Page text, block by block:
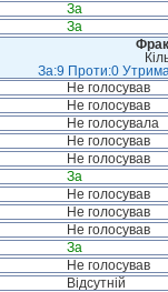
За
За
За:9 Проти:0
Не голосував
Не голосував
Не голосувала
Не голосував
Не голосував
За
Не голосував
Не голосував
Не голосував
За
Не голосував
Відсутній